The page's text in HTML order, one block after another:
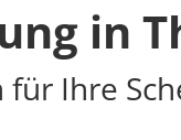
in
für Ihre